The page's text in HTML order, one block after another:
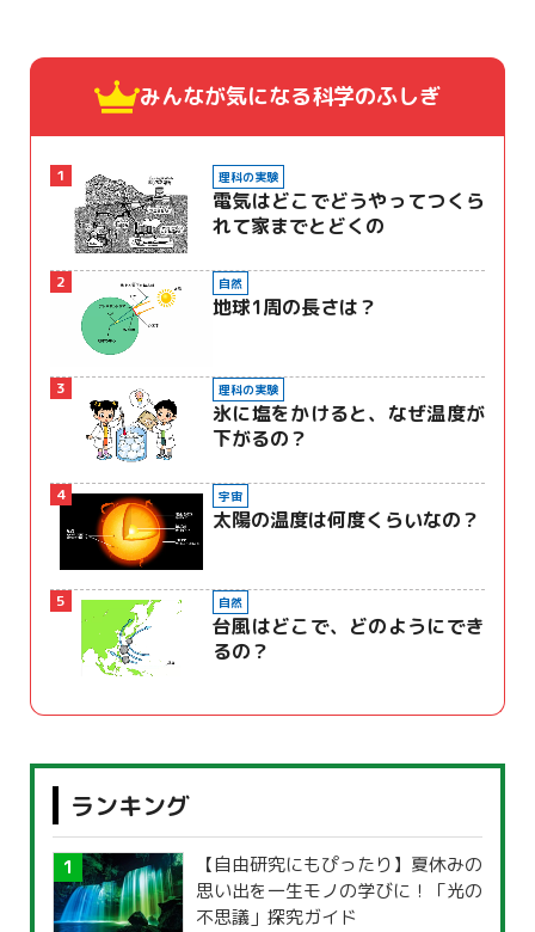
みんなが気になる科学のふしぎ
1 理科の実験
電気はどこでどうやってつくら
れて家までとどくの
2 自然
地球1周の長さは？
3 理科の実験
氷に塩をかけると、なぜ温度が
下がるの？
4 宇宙
太陽の温度は何度くらいなの？
5 自然
台風はどこで、どのようにでき
るの？
ランキング
【自由研究にもぴったり】夏休みの
思い出を一生モノの学びに！「光の
不思議」探究ガイド